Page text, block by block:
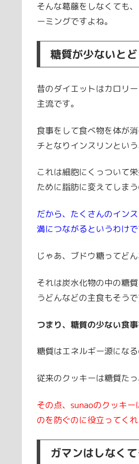
そんな葛藤をしなくても
ーミングですよね。
糖質が少ないと
昔のダイエットはカロリ
主流です。
食事をして食べ物を体が
チとなりインスリンとい
これは細胞にくっついて
ために脂肪に変えてしまう
だから、たくさんのイン
満につながるというわけで
じゃあ、ブドウ糖ってど
それは炭水化物の中の糖
うどんなどの主食もそうで
つまり、糖質の少ない食
糖質はエネルギー源にな
従来のクッキーは糖質た
その点、sunaoのクッキ
のを防ぐのに役立ってく
ガマンはしなく